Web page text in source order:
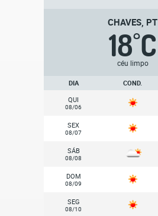
CHAVES, PT
18°C
céu limpo
DIA COND.
QUI
08/06
SEX
08/07
SÁB
08/08
DOM
08/09
SEG
08/10